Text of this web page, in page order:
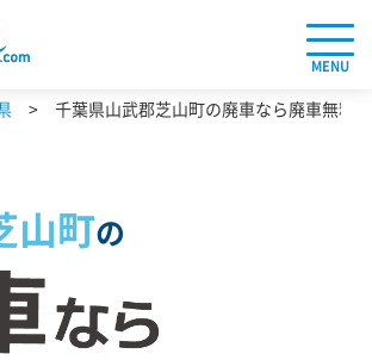
MENU
千葉県山武郡芝山町の廃車なら廃車無料
山町の